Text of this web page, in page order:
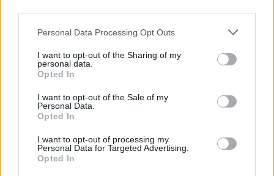
Personal Data Processing Opt Outs
I want to opt-out of the Sharing of my
personal data.
Opted In
I want to opt-out of the Sale of my
Personal Data.
Opted In
I want to opt-out of processing my
Personal Data for Targeted Advertising.
Opted In
cône
• Reconnaître, décrire et nommer les figures et
solides
Nom : …………………………….
Fiche